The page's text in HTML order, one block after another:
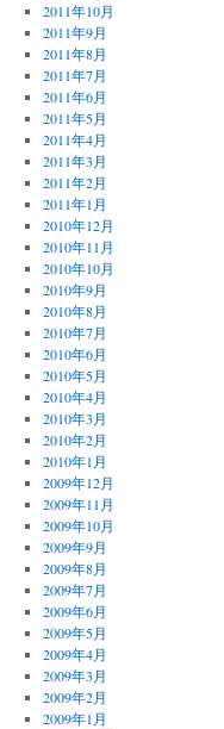
2011年10月
2011年9月
2011年8月
2011年7月
2011年6月
2011年5月
2011年4月
2011年3月
2011年2月
2011年1月
2010年12月
2010年11月
2010年10月
2010年9月
2010年8月
2010年7月
2010年6月
2010年5月
2010年4月
2010年3月
2010年2月
2010年1月
2009年12月
2009年11月
2009年10月
2009年9月
2009年8月
2009年7月
2009年6月
2009年5月
2009年4月
2009年3月
2009年2月
2009年1月